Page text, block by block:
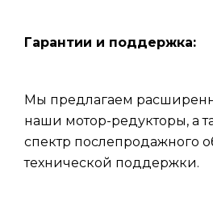
Гарантии и поддержка:
Мы предлагаем
наши мотор-редукторы, а
спектр послепродажного
технической поддержки.